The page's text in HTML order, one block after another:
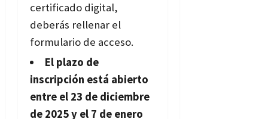
certificado digital,
deberás rellenar el
formulario de acceso.
El plazo de
inscripción está abierto
entre el 23 de diciembre
de 2025 y el 7 de enero